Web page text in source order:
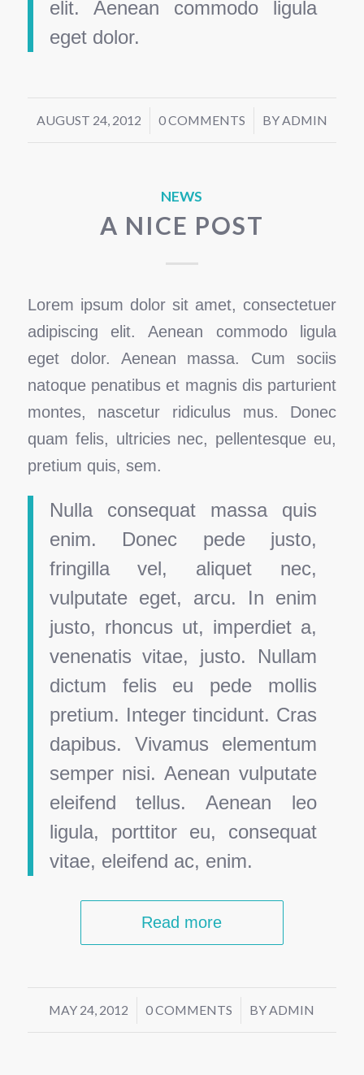
elit. Aenean commodo ligula
eget dolor.
AUGUST 24, 2012
/ 0 COMMENTS
/ BYADMIN
NEWS
A NICE POST
Lorem ipsum dolor sit amet, consectetuer
adipiscing elit. Aenean commodo ligula
eget dolor. Aenean massa. Cum sociis
natoque penatibus et magnis dis parturient
montes, nascetur ridiculus mus. Donec
quam felis, ultricies nec, pellentesque eu,
pretium quis, sem.
Nulla consequat massa quis
enim. Donec pede justo,
fringilla vel, aliquet nec,
vulputate eget, arcu. In enim
justo, rhoncus ut, imperdiet a,
venenatis vitae, justo. Nullam
dictum felis eu pede mollis
pretium. Integer tincidunt. Cras
dapibus. Vivamus elementum
semper nisi. Aenean vulputate
eleifend tellus. Aenean leo
ligula, porttitor eu, consequat
vitae, eleifend ac, enim.
Read more
MAY 24, 2012
/ 0 COMMENTS
/ BYADMIN